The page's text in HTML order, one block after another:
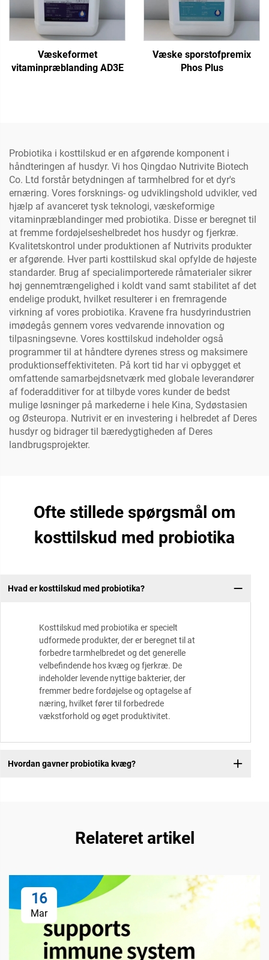
Væskeformet
vitaminpræblanding AD3E
Væske sporstofpremix
Phos Plus
Probiotika i kosttilskud er en afgørende komponent i
håndteringen af husdyr. Vi hos Qingdao Nutrivite Biotech
Co. Ltd forstår betydningen af tarmhelbred for et dyr's
ernæring. Vores forsknings- og udviklingshold udvikler, ved
hjælp af avanceret tysk teknologi, væskeformige
vitaminpræblandinger med probiotika. Disse er beregnet til
at fremme fordøjelseshelbredet hos husdyr og fjerkræ.
Kvalitetskontrol under produktionen af Nutrivits produkter
er afgørende. Hver parti kosttilskud skal opfylde de højeste
standarder. Brug af specialimporterede råmaterialer sikrer
høj gennemtrængelighed i koldt vand samt stabilitet af det
endelige produkt, hvilket resulterer i en fremragende
virkning af vores probiotika. Kravene fra husdyrindustrien
imødegås gennem vores vedvarende innovation og
tilpasningsevne. Vores kosttilskud indeholder også
programmer til at håndtere dyrenes stress og maksimere
produktionseffektiviteten. På kort tid har vi opbygget et
omfattende samarbejdsnetværk med globale leverandører
af foderadditiver for at tilbyde vores kunder de bedst
mulige løsninger på markederne i hele Kina, Sydøstasien
og Østeuropa. Nutrivit er en investering i helbredet af Deres
husdyr og bidrager til bæredygtigheden af Deres
landbrugsprojekter.
Ofte stillede spørgsmål om
kosttilskud med probiotika
Hvad er kosttilskud med probiotika?
Kosttilskud med probiotika er specielt
udformede produkter, der er beregnet til at
forbedre tarmhelbredet og det generelle
velbefindende hos kvæg og fjerkræ. De
indeholder levende nyttige bakterier, der
fremmer bedre fordøjelse og optagelse af
næring, hvilket fører til forbedrede
vækstforhold og øget produktivitet.
Hvordan gavner probiotika kvæg?
Relateret artikel
16
Mar